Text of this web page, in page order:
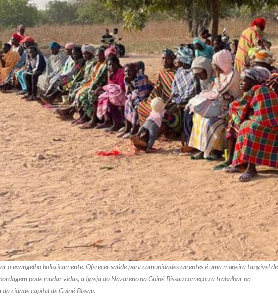
o evangelho holisticamente. Oferecer saúde para comunidades carentes é uma maneira tangível de
pode mudar vidas, a Igreja do Nazareno na Guiné-Bissau começou a trabalhar na
cidade capital de Guiné-Bissau.